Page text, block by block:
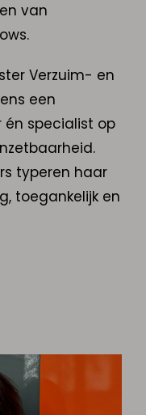
van
Verzuim- en
een
specialist op
typeren haar
toegankelijk en